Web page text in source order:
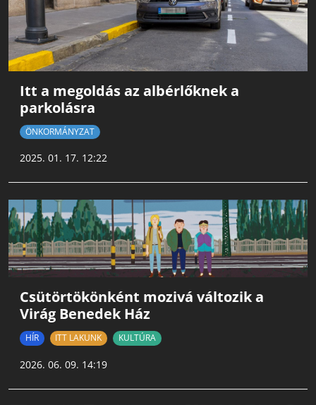
Itt a megoldás az albérlőknek a
parkolásra
ÖNKORMÁNYZAT
2025. 01. 17. 12:22
Csütörtökönként mozivá változik a
Virág Benedek Ház
HÍR ITT LAKUNK KULTÚRA
2026. 06. 09. 14:19